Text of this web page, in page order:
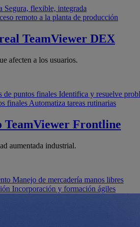
Segura, flexible, integrada
remoto a la planta de producción
TeamViewer DEX
afecten a los usuarios.
de puntos finales Identifica y resuelve
finales Automatiza tareas rutinarias
TeamViewer Frontline
aumentada industrial.
Manejo de mercadería manos libres
Incorporación y formación ágiles